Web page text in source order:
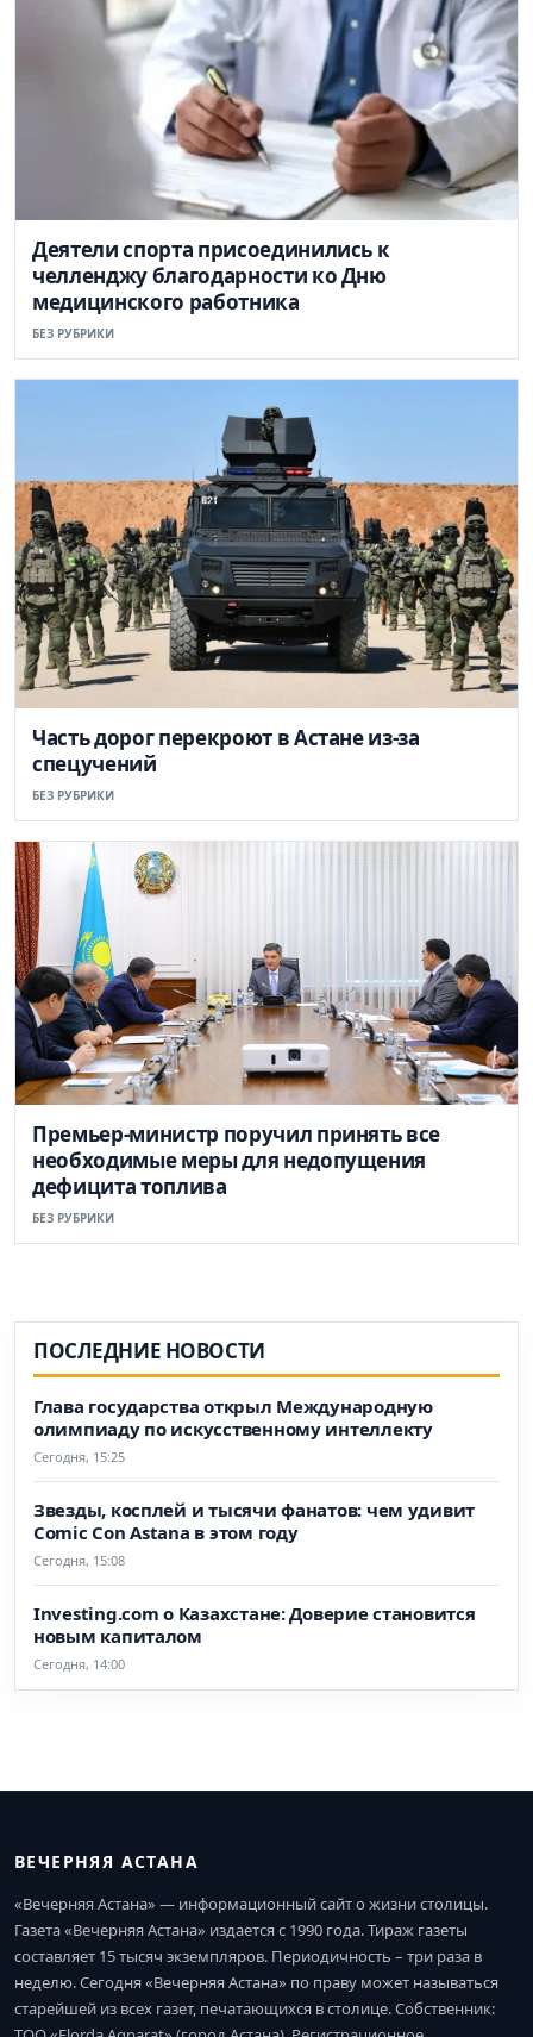
Деятели спорта присоединились к
челленджу благодарности ко Дню
медицинского работника
БЕЗ РУБРИКИ
Часть дорог перекроют в Астане из-за
спецучений
БЕЗ РУБРИКИ
Премьер-министр поручил принять все
необходимые меры для недопущения
дефицита топлива
БЕЗ РУБРИКИ
ПОСЛЕДНИЕ НОВОСТИ
Глава государства открыл Международную
олимпиаду по искусственному интеллекту
Сегодня, 15:25
Звезды, косплей и тысячи фанатов: чем удивит
Comic Con Astana в этом году
Сегодня, 15:08
Investing.com о Казахстане: Доверие становится
новым капиталом
Сегодня, 14:00
ВЕЧЕРНЯЯ АСТАНА
«Вечерняя Астана» — информационный сайт о жизни столицы.
Газета «Вечерняя Астана» издается с 1990 года. Тираж газеты
составляет 15 тысяч экземпляров. Периодичность – три раза в
неделю. Сегодня «Вечерняя Астана» по праву может называться
старейшей из всех газет, печатающихся в столице. Собственник: